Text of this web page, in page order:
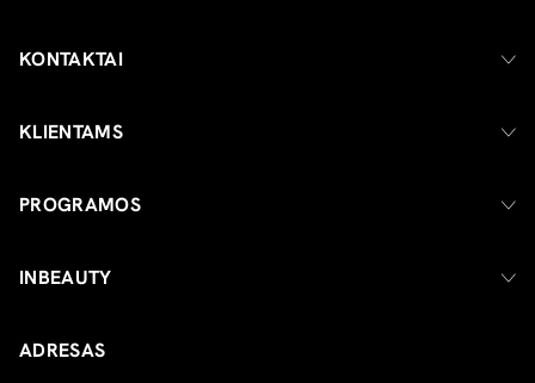
KONTAKTAI
KLIENTAMS
PROGRAMOS
INBEAUTY
ADRESAS